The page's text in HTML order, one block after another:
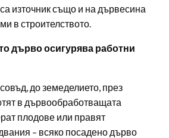
източник също и на дървесина
в строителството.
дърво осигурява работни
до земеделието, през
в дървообработващата
плодове или правят
– всяко посадено дърво